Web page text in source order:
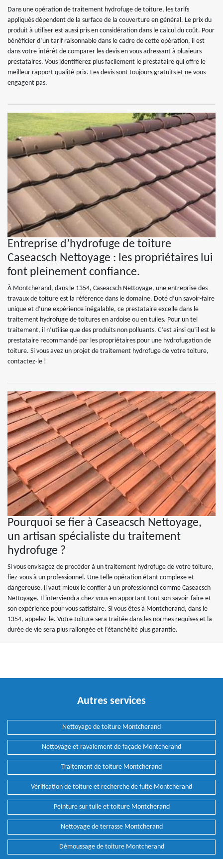
Dans une opération de traitement hydrofuge de toiture, les tarifs
appliqués dépendent de la surface de la couverture en général. Le prix du
produit à utiliser est aussi pris en considération dans le calcul du coût. Pour
bénéficier d’un tarif raisonnable dans le cadre de cette opération, il est
dans votre intérêt de comparer les devis en vous adressant à plusieurs
prestataires. Vous identifierez plus facilement le prestataire qui offre le
meilleur rapport qualité-prix. Les devis sont toujours gratuits et ne vous
engagent pas.
Entreprise d’hydrofuge de toiture
Caseacsch Nettoyage : les propriétaires lui
font pleinement confiance.
À Montcherand, dans le 1354, Caseacsch Nettoyage, une entreprise des
travaux de toiture est la référence dans le domaine. Doté d’un savoir-faire
unique et d’une expérience inégalable, ce prestataire excelle dans le
traitement hydrofuge de toitures en ardoise ou en tuiles. Pour un tel
traitement, il n’utilise que des produits non polluants. C’est ainsi qu’il est le
prestataire recommandé par les propriétaires pour une hydrofugation de
toiture. Si vous avez un projet de traitement hydrofuge de votre toiture,
contactez-le !
Pourquoi se fier à Caseacsch Nettoyage,
un artisan spécialiste du traitement
hydrofuge ?
Si vous envisagez de procéder à un traitement hydrofuge de votre toiture,
fiez-vous à un professionnel. Une telle opération étant complexe et
dangereuse, il vaut mieux le confier à un professionnel comme Caseacsch
Nettoyage. Il interviendra chez vous en apportant tout son savoir-faire et
son expérience pour vous satisfaire. Si vous êtes à Montcherand, dans le
1354, appelez-le. Votre toiture sera traitée dans les normes requises et la
durée de vie sera plus rallongée et l’étanchéité plus garantie.
Autres services
Nettoyage de toiture Montcherand
Nettoyage et ravalement de façade Montcherand
Traitement de toiture Montcherand
Vérification de toiture et recherche de fuite Montcherand
Peinture sur tuile et toiture Montcherand
Nettoyage de terrasse Montcherand
Démoussage de toiture Montcherand